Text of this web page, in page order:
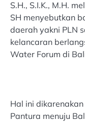
S.H., S.I.K., M.H.
SH menyebutkan
daerah yakni PLN
kelancaran
Water Forum di
Hal ini
Pantura menuju